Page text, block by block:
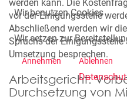
werden kann. Die
vor der Einigungsstelle
Abschließend werden wir
Spruchs der
Umsetzung besprechen.
Arbeitsgericht:
Durchsetzung von
Wir benutzen Cookies
Wir setzen zur
Annehmen Ablehnen